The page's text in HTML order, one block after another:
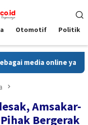
Otomotif Politik
media online yang
Amsakar-
Bergerak